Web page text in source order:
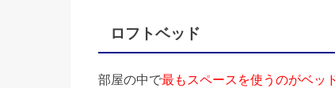
ロフトベッド
部屋の中で最もスペースを使うのがベッ